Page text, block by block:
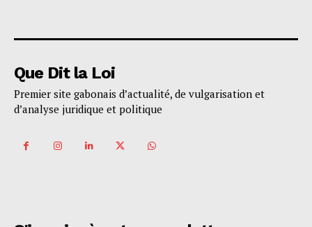
Que Dit la Loi
Premier site gabonais d’actualité, de vulgarisation et
d’analyse juridique et politique